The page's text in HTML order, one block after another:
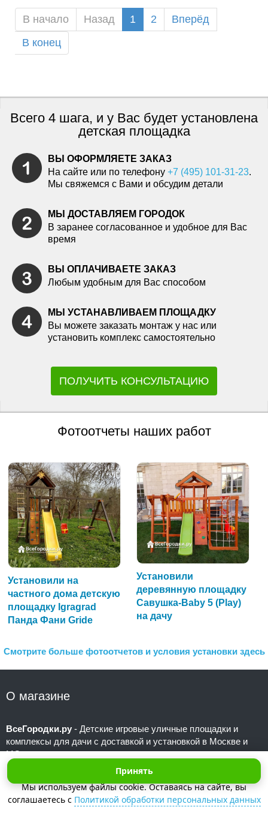
В начало Назад 1 2
Вперёд
В конец
Всего 4 шага, и у Вас будет установлена
детская площадка
ВЫ ОФОРМЛЯЕТЕ ЗАКАЗ
На сайте или по телефону +7 (495) 101-31-23.
Мы свяжемся с Вами и обсудим детали
МЫ ДОСТАВЛЯЕМ ГОРОДОК
В заранее согласованное и удобное для Вас
время
ВЫ ОПЛАЧИВАЕТЕ ЗАКАЗ
Любым удобным для Вас способом
МЫ УСТАНАВЛИВАЕМ ПЛОЩАДКУ
Вы можете заказать монтаж у нас или
установить комплекс самостоятельно
ПОЛУЧИТЬ КОНСУЛЬТАЦИЮ
Фотоотчеты наших работ
Установили на
частного дома детскую
площадку Igragrad
Панда Фани Gride
Установили
деревянную площадку
Савушка-Baby 5 (Play)
на дачу
Смотрите больше фотоотчетов и условия установки здесь
О магазине
ВсеГородки.ру - Детские игровые уличные площадки и
комплексы для дачи с доставкой и установкой в Москве и
МО
Мы осуществляем монтаж игрового оборудования под ключ
для детских садов и частных дворовых территорий уже
Мы используем файлы cookie. Оставаясь на сайте, вы
соглашаетесь с Политикой обработки персональных данных
Принять